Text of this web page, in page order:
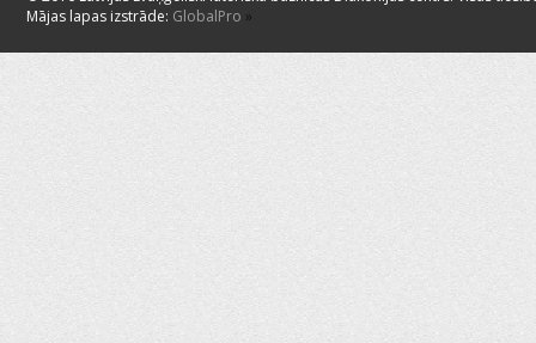
Mājas lapas izstrāde: GlobalPro »